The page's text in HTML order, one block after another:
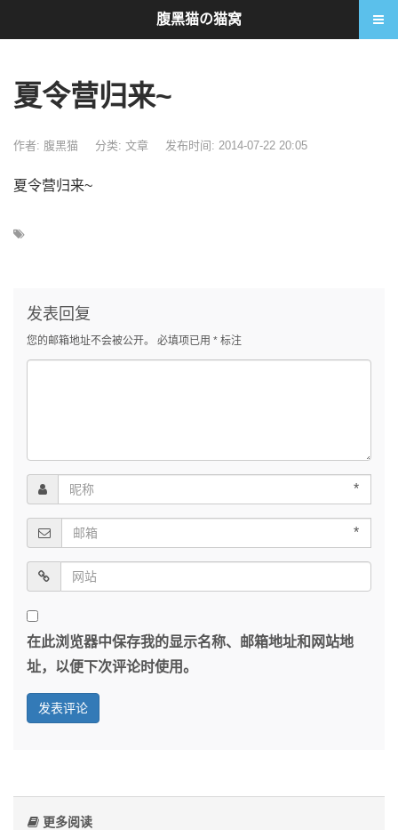
夏令营归来~
作者: 腹黑猫 分类: 文章 发布时间: 2014-07-22 20:05
夏令营归来~
发表回复
您的邮箱地址不会被公开。 必填项已用 * 标注
*
*
在此浏览器中保存我的显示名称、邮箱地址和网站地
址，以便下次评论时使用。
更多阅读
腹黑猫の猫窝